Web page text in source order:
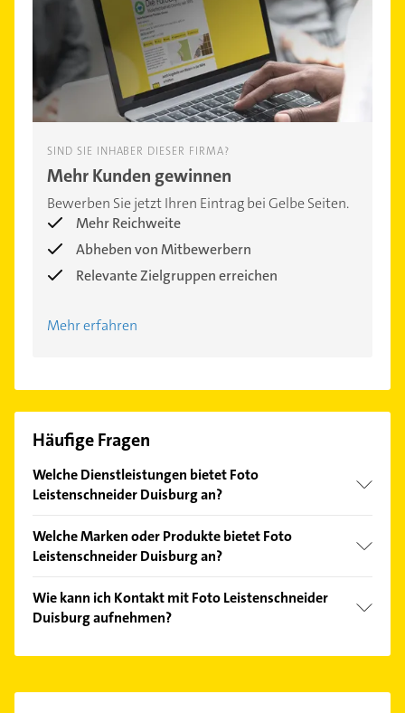
SIND SIE INHABER DIESER FIRMA?
Mehr Kunden gewinnen
Bewerben Sie jetzt Ihren Eintrag bei Gelbe Seiten.
Mehr Reichweite
Abheben von Mitbewerbern
Relevante Zielgruppen erreichen
Mehr erfahren
Häufige Fragen
Welche Dienstleistungen bietet Foto
Leistenschneider Duisburg an?
Reparaturen, Sensorreinigung und
Internetshopping.
Welche Marken oder Produkte bietet Foto
Leistenschneider Duisburg an?
Spiegelreflexkameras, spiegellose Systemkameras,
Camcorder, Wechselobjektive und
Wie kann ich Kontakt mit Foto Leistenschneider
Duisburg aufnehmen?